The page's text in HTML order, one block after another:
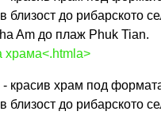
близост до рибарското
Am до плаж Phuk Tian.
храма<.htmla>
красив храм под
близост до рибарското